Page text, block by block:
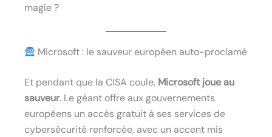
magie ?
Microsoft : le sauveur européen auto-proclamé
Et pendant que la CISA coule, Microsoft joue au
sauveur. Le géant offre aux gouvernements
européens un accès gratuit à ses services de
cybersécurité renforcée, avec un accent mis